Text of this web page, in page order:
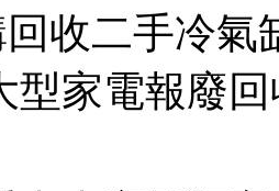
收二手冷
型家電報廢